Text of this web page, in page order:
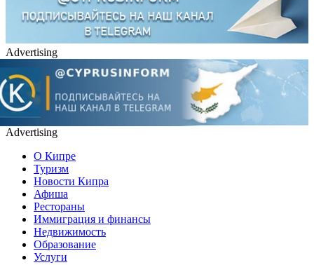
Advertising
Advertising
О Кипре
Туризм
Новости Кипра
Афиша
Рестораны
Иммиграция и финансы
Недвижимость
Образование
Услуги